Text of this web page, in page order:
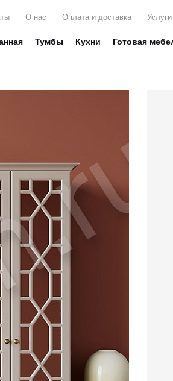
О нас Оплата и доставка Услуги
Тумбы Кухни Готовая